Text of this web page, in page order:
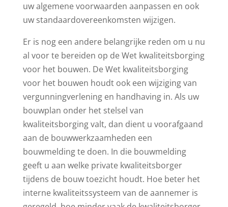
uw algemene voorwaarden aanpassen en ook
uw standaardovereenkomsten wijzigen.
Er is nog een andere belangrijke reden om u nu
al voor te bereiden op de Wet kwaliteitsborging
voor het bouwen. De Wet kwaliteitsborging
voor het bouwen houdt ook een wijziging van
vergunningverlening en handhaving in. Als uw
bouwplan onder het stelsel van
kwaliteitsborging valt, dan dient u voorafgaand
aan de bouwwerkzaamheden een
bouwmelding te doen. In die bouwmelding
geeft u aan welke private kwaliteitsborger
tijdens de bouw toezicht houdt. Hoe beter het
interne kwaliteitssysteem van de aannemer is